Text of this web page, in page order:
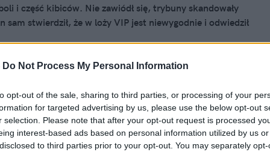
Do Not Process My Personal Information
opt-out of the sale, sharing to third parties, or processing of your
for targeted advertising by us, please use the below opt-out
selection. Please note that after your opt-out request is processed
interest-based ads based on personal information utilized by us
to third parties prior to your opt-out. You may separately
i część kibiców. Nie zawiódł się, trybuny skandowały
sam stwierdził, że w loży VIP jest niewygodnie i odwiedził
08:41
ws. Karola Nawrockiego. Miał
w słynnej "ustawce"